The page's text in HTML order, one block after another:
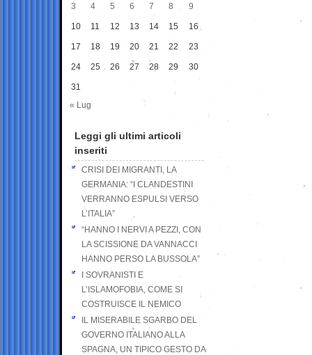
3 4 5 6 7 8 9
10 11 12 13 14 15 16
17 18 19 20 21 22 23
24 25 26 27 28 29 30
31
« Lug
Leggi gli ultimi articoli
inseriti
CRISI DEI MIGRANTI, LA
GERMANIA: “I CLANDESTINI
VERRANNO ESPULSI VERSO
L’ITALIA”
“HANNO I NERVI A PEZZI, CON
LA SCISSIONE DA VANNACCI
HANNO PERSO LA BUSSOLA”
I SOVRANISTI E
L’ISLAMOFOBIA, COME SI
COSTRUISCE IL NEMICO
IL MISERABILE SGARBO DEL
GOVERNO ITALIANO ALLA
SPAGNA, UN TIPICO GESTO DA